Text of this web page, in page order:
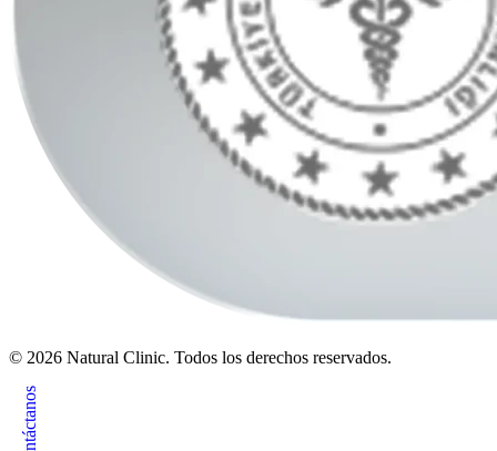
© 2026 Natural Clinic. Todos los derechos reservados.
Contáctanos